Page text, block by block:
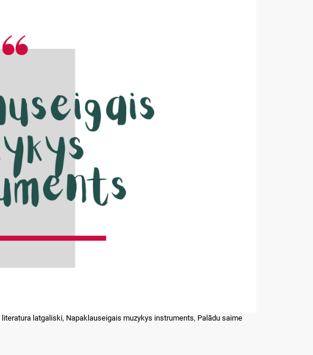
literatura latgaliski, Napaklauseigais muzykys instruments, Palādu saime